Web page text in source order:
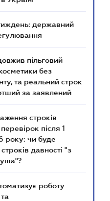
державний
пільговий
без
та реальний строк
за заявлений
строків
після 1
року: чи буде
давності "з
роботу